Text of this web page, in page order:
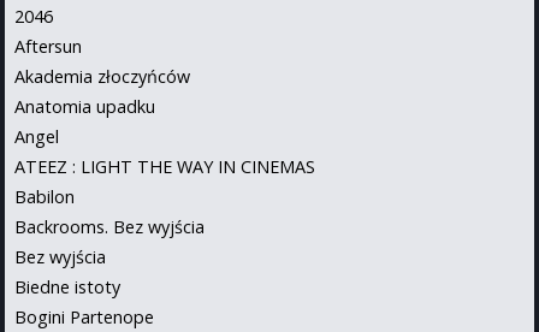
2046
Aftersun
Akademia złoczyńców
Anatomia upadku
Angel
ATEEZ : LIGHT THE WAY IN CINEMAS
Babilon
Backrooms. Bez wyjścia
Bez wyjścia
Biedne istoty
Bogini Partenope